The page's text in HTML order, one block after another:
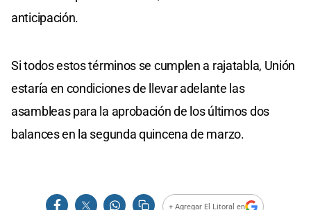
anticipación.
Si todos estos términos se cumplen a rajatabla, Unión
estaría en condiciones de llevar adelante las
asambleas para la aprobación de los últimos dos
balances en la segunda quincena de marzo.
+ Agregar El Litoral en